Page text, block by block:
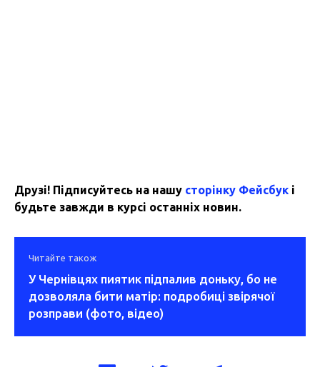
Друзі! Підписуйтесь на нашу сторінку Фейсбук і
будьте завжди в курсі останніх новин.
Читайте також
У Чернівцях пиятик підпалив доньку, бо не
дозволяла бити матір: подробиці звірячої
розправи (фото, відео)